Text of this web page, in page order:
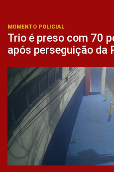
MOMENTO POLICIAL
Trio é preso com 70
após perseguição da